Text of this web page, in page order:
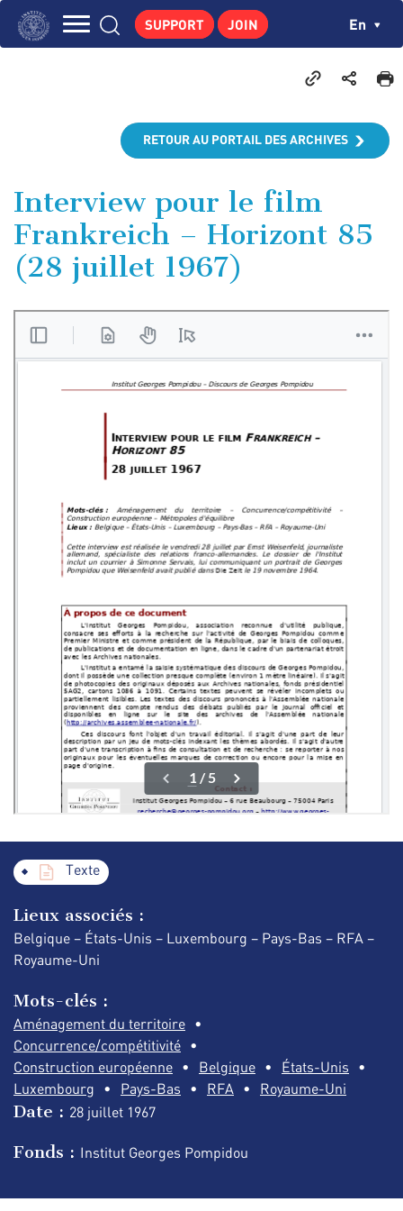
Skip
CENTRE DE RECHERCHES
PUBLICATIONS
NEWS
PEDAGOGICAL AREA
SUPPORT JOIN En
RETOUR AU PORTAIL DES ARCHIVES
Interview pour le film
Frankreich – Horizont 85
(28 juillet 1967)
Texte
Lieux associés :
Belgique – États-Unis – Luxembourg – Pays-Bas – RFA –
Royaume-Uni
Mots-clés :
Aménagement du territoire
Concurrence/compétitivité
Construction européenne
Belgique
États-Unis
Luxembourg
Pays-Bas RFA Royaume-Uni
Date : 28 juillet 1967
Fonds : Institut Georges Pompidou
Cookies management panel